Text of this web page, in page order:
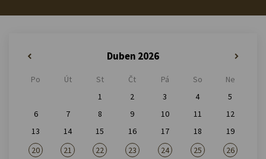
Duben 2026
Po Út St Čt Pá So
Ne
1
2 3 4
5
6
7 8 9 10 11
12
13
14 15 16 17 18
19
20
21 22 23 24 25
26